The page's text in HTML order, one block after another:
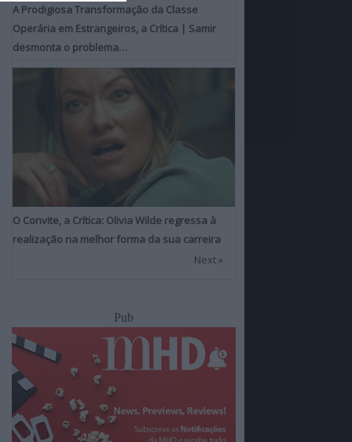
A Prodigiosa Transformação da Classe
Operária em Estrangeiros, a Crítica | Samir
desmonta o problema…
O Convite, a Crítica: Olivia Wilde regressa à
realização na melhor forma da sua carreira
Next »
Pub